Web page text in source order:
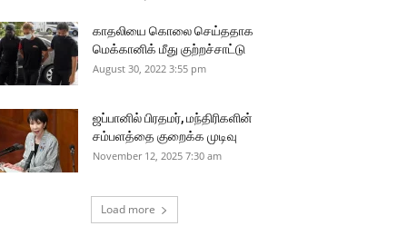
காதலியை கொலை செய்ததாக
மெக்கானிக் மீது குற்றச்சாட்டு
August 30, 2022 3:55 pm
ஜப்பானில் பிரதமர், மந்திரிகளின்
சம்பளத்தை குறைக்க முடிவு
November 12, 2025 7:30 am
Load more